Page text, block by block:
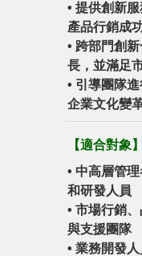
• 提供創新
產品行銷成
• 跨部門創
長，並滿足
• 引導團隊
企業文化變
【適合對象 】
• 中高層管
和研發人員
• 市場行銷
與支援團隊
• 業務開發